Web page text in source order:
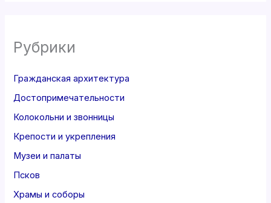
Рубрики
Гражданская архитектура
Достопримечательности
Колокольни и звонницы
Крепости и укрепления
Музеи и палаты
Псков
Храмы и соборы